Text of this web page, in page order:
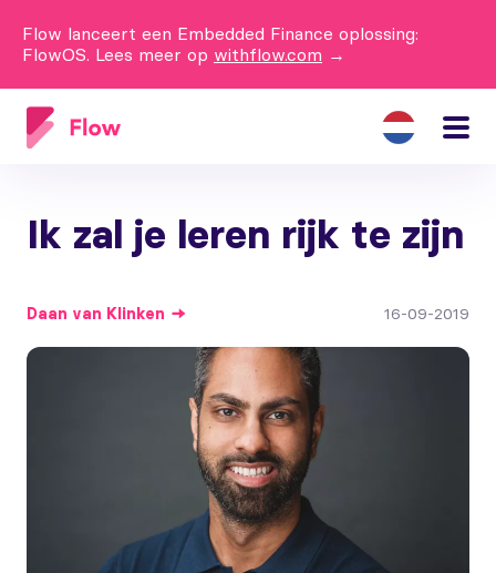
Flow lanceert een Embedded Finance oplossing:
FlowOS. Lees meer op withflow.com →
Ik zal je leren rijk te zijn
Daan van Klinken 16-09-2019